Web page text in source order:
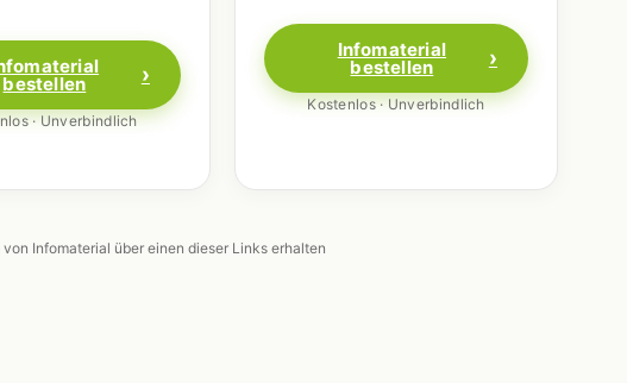
bestellen
· Unverbindlich
Infomaterial
bestellen
Kostenlos · Unverbindlich
Infomaterial über einen dieser Links erhalten